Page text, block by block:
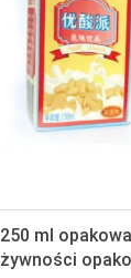
250 ml
żywności